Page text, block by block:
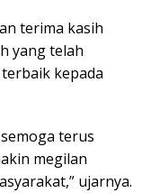
terima kasih
yang telah
kepada
terus
megilan
ujarnya.